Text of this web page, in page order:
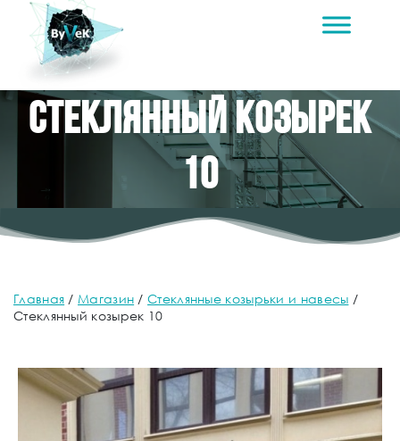
Стеклянный козырек
10
Главная /Магазин /Стеклянные козырьки и навесы /
Стеклянный козырек 10